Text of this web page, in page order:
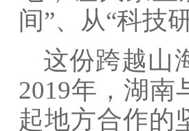
间”、从“科技
这份跨越山
2019年，湖
起地方合作的